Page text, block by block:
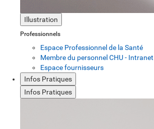
Illustration
Professionnels
Espace Professionnel de la Santé
Membre du personnel CHU - Intranet
Espace fournisseurs
Infos Pratiques
Infos Pratiques